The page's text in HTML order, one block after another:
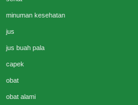
minuman kesehatan
jus
jus buah pala
capek
obat
obat alami